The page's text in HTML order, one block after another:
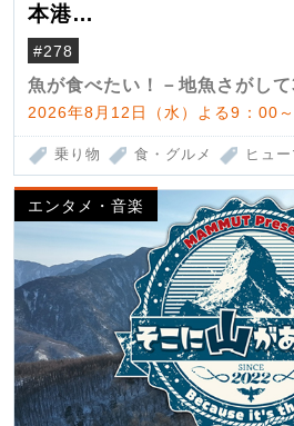
本港
（クロマグロ）
#278
魚が食べたい！－地魚さがし
2026年8月12日（水）よる9：00
乗り物 食・グルメ ヒュ
エンタメ・音楽